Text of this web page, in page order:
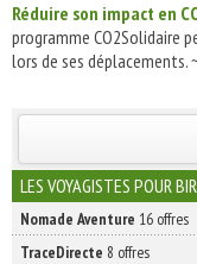
Réduire son impact en
programme CO2Solidaire
lors de ses déplacements.
INSCRIVEZ-VOUS |
LES VOYAGISTES POUR
Nomade Aventure 16 offres
TraceDirecte 8 offres